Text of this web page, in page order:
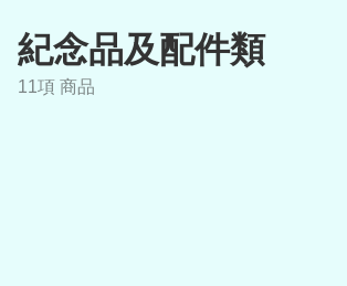
紀念品及配件類
11項 商品